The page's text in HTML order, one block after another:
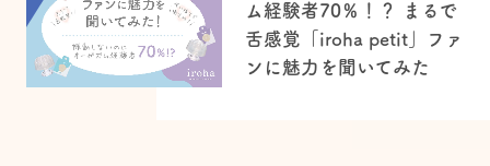
ム経験者70％！？ まるで
舌感覚「iroha petit」ファ
ンに魅力を聞いてみた